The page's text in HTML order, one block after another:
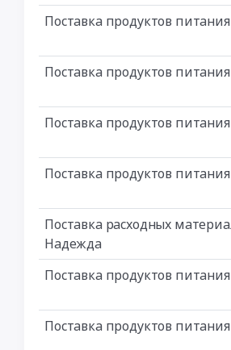
Поставка продуктов
Поставка продуктов
Поставка продуктов
Поставка продуктов
Поставка расходных
Надежда
Поставка продуктов
Поставка продуктов